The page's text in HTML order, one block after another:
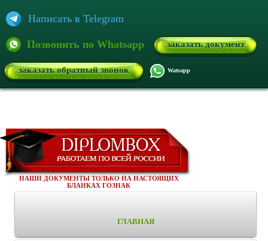
Написать в Telegram
Позвонить по Whatsapp заказать документ
заказать обратный звонок Watsapp
НАШИ ДОКУМЕНТЫ ТОЛЬКО НА НАСТОЯЩИХ
БЛАНКАХ ГОЗНАК
ГЛАВНАЯ